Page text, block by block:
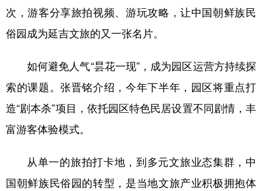
次，游客分享旅拍视频、游玩攻略，让中国朝鲜族民
俗园成为延吉文旅的又一张名片。
如何避免人气“昙花一现”，成为园区运营方持续探
索的课题。张晋铭介绍，今年下半年，园区将重点打
造“剧本杀”项目，依托园区特色民居设置不同剧情，丰
富游客体验模式。
从单一的旅拍打卡地，到多元文旅业态集群，中
国朝鲜族民俗园的转型，是当地文旅产业积极拥抱体